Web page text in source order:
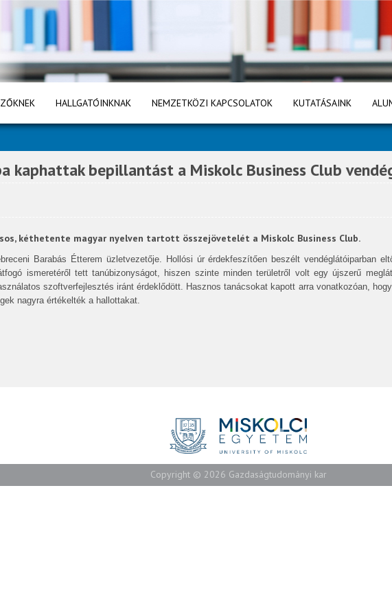
HALLGATÓINKNAK NEMZETKÖZI KAPCSOLATOK KUTATÁSAINK
kaphattak bepillantást a Miskolc Business Club
kéthetente magyar nyelven tartott összejövetelét a Miskolc Business Club.
Barabás Étterem üzletvezetője. Hollósi úr érdekfeszítően beszélt vendéglátóiparban
ismeretéről tett tanúbizonyságot, hiszen szinte minden területről volt egy újszerű
szoftverfejlesztés iránt érdeklődött. Hasznos tanácsokat kapott arra vonatkozóan,
nagyra értékelték a hallottakat.
Copyright © 2026 Gazdaságtudományi kar